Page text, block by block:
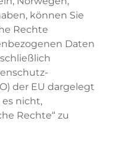
können Sie
Rechte
Daten
der EU dargelegt
es nicht,
Rechte“ zu